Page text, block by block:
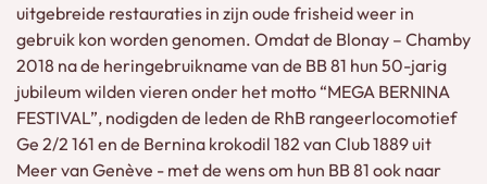
uitgebreide restauraties in zijn oude frisheid weer in
gebruik kon worden genomen. Omdat de Blonay – Chamby
2018 na de heringebruikname van de BB 81 hun 50-jarig
jubileum wilden vieren onder het motto “MEGA BERNINA
FESTIVAL”, nodigden de leden de RhB rangeerlocomotief
Ge 2/2 161 en de Bernina krokodil 182 van Club 1889 uit
Meer van Genève - met de wens om hun BB 81 ook naar